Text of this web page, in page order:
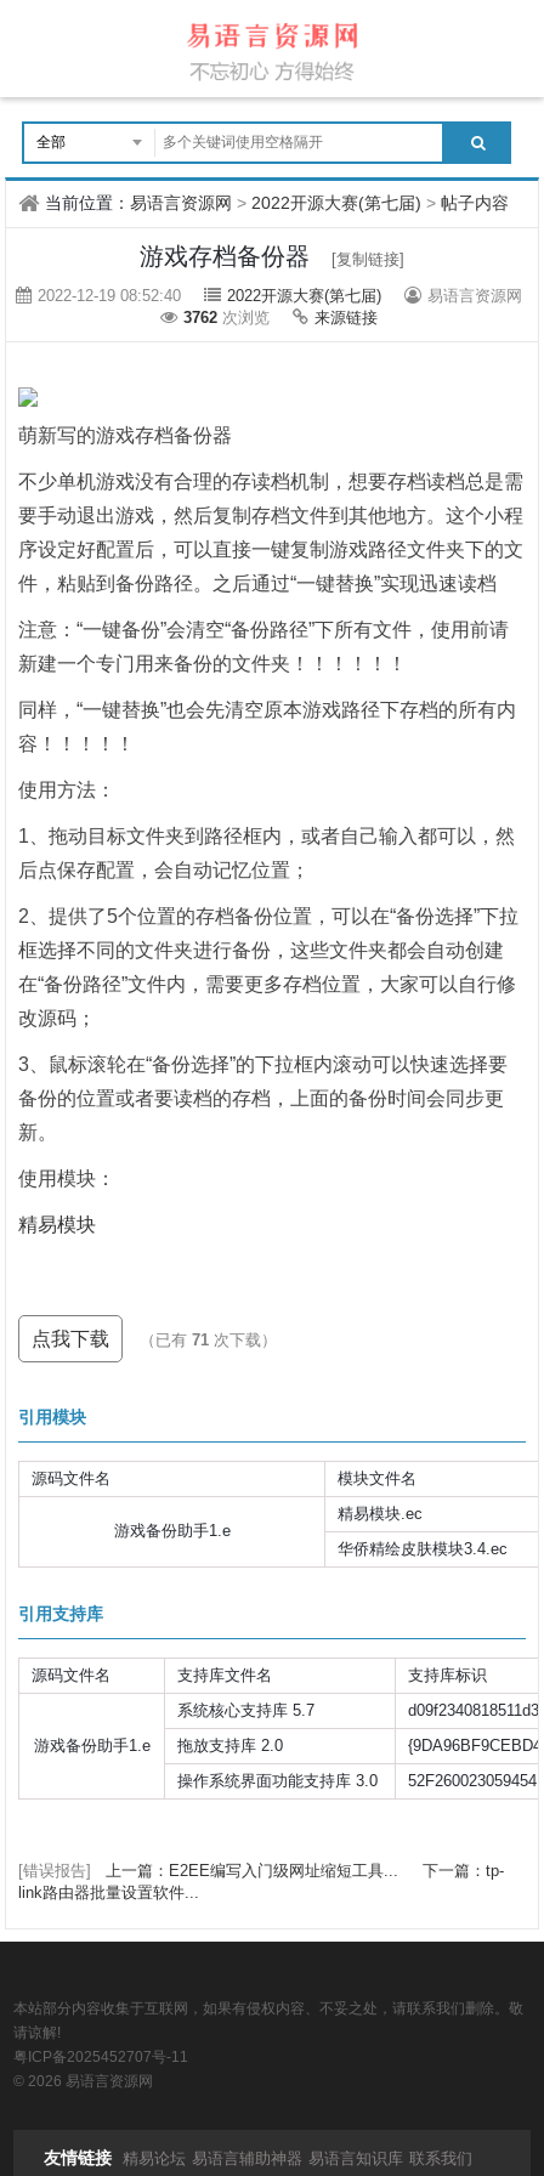
当前位置：易语言资源网 > 2022开源大赛(第七届) >帖子内容
游戏存档备份器
[复制链接]
2022-12-19 08:52:40
2022开源大赛(第七届)
易语言资源网
3762 次浏览 来源链接
萌新写的游戏存档备份器
不少单机游戏没有合理的存读档机制，想要存档读档总是需
要手动退出游戏，然后复制存档文件到其他地方。这个小程
序设定好配置后，可以直接一键复制游戏路径文件夹下的文
件，粘贴到备份路径。之后通过“一键替换”实现迅速读档
注意：“一键备份”会清空“备份路径”下所有文件，使用前请
新建一个专门用来备份的文件夹！！！！！！
同样，“一键替换”也会先清空原本游戏路径下存档的所有内
容！！！！！
使用方法：
1、拖动目标文件夹到路径框内，或者自己输入都可以，然
后点保存配置，会自动记忆位置；
2、提供了5个位置的存档备份位置，可以在“备份选择”下拉
框选择不同的文件夹进行备份，这些文件夹都会自动创建
在“备份路径”文件内，需要更多存档位置，大家可以自行修
改源码；
3、鼠标滚轮在“备份选择”的下拉框内滚动可以快速选择要
备份的位置或者要读档的存档，上面的备份时间会同步更
新。
使用模块：
精易模块
点我下载 （已有71 次下载）
引用模块
源码文件名 模块文件名
游戏备份助手1.e
精易模块.ec
华侨精绘皮肤模块3.4.ec
引用支持库
源码文件名 支持库文件名 支持库标识
游戏备份助手1.e
系统核心支持库 5.7
拖放支持库 2.0
操作系统界面功能支持库 3.0
[错误报告] 上一篇：E2EE编写入门级网址缩短工具...
下一篇：tp-
link路由器批量设置软件...
本站部分内容收集于互联网，如果有侵权内容、不妥之处，请联系我们删除。敬
请谅解!
粤ICP备2025452707号-11
© 2026 易语言资源网
友情链接 精易论坛 易语言辅助神器 易语言知识库 联系我们